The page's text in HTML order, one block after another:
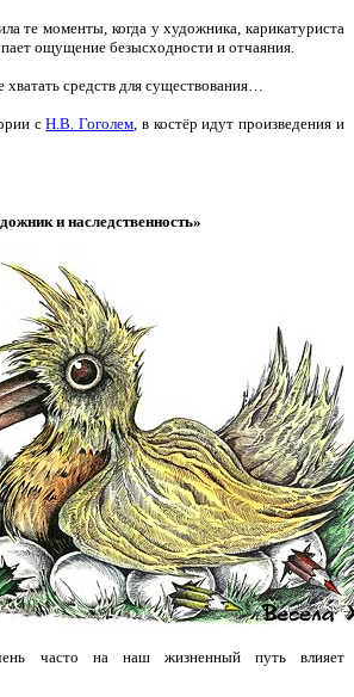
те моменты, когда у художника, карикатуриста
ощущение безысходности и отчаяния.
средств для существования…
сН.В. Гоголем , в костёр идут произведения и
и наследственность»
часто на наш жизненный путь влияет